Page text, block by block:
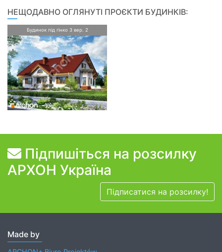
НЕЩОДАВНО ОГЛЯНУТІ ПРОЄКТИ БУДИНКІВ:
Будинок під гінко 3 вер. 2
Підпишіться на розсилку
АРХОН Україна
Підписатися на розсилку!
Made by